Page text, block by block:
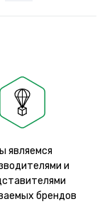
являемся
и
брендов